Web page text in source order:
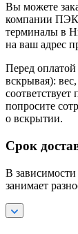
Вы можете
компании
терминалы в
на ваш адрес
Перед
вскрывая):
попросите
о вскрытии.
Срок
В
занимает